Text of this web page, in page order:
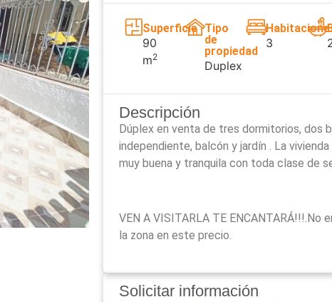
Superficie
90
m2
Tipo
de
propiedad
Duplex
3
Descripción
Dúplex en venta de tres dormitorios, dos
independiente, balcón y jardín . La
muy buena y tranquila con toda clase de
VEN A VISITARLA TE ENCANTARÁ!!!.No
la zona en este precio.
Solicitar información